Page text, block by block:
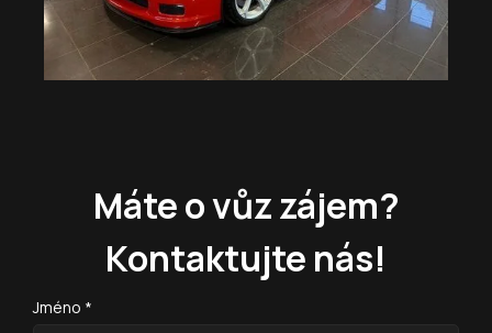
Máte o vůz zájem?
Kontaktujte nás!
Jméno *